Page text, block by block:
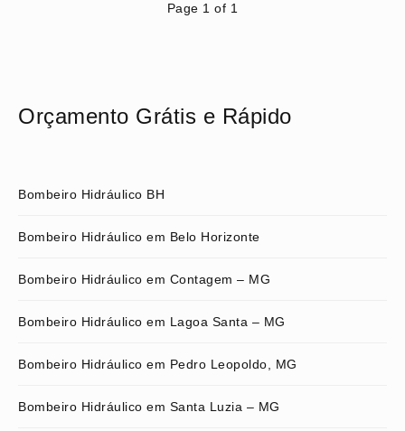
Page 1 of 1
Orçamento Grátis e Rápido
Bombeiro Hidráulico BH
Bombeiro Hidráulico em Belo Horizonte
Bombeiro Hidráulico em Contagem – MG
Bombeiro Hidráulico em Lagoa Santa – MG
Bombeiro Hidráulico em Pedro Leopoldo, MG
Bombeiro Hidráulico em Santa Luzia – MG